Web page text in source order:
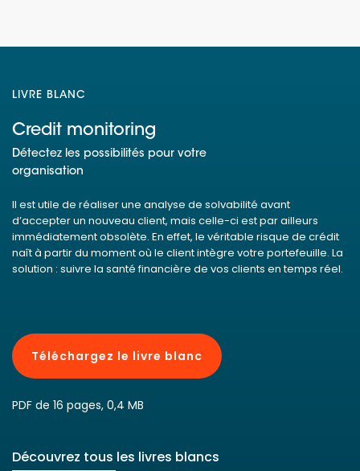
LIVRE BLANC
Credit monitoring
Détectez les possibilités pour votre
organisation
Il est utile de réaliser une analyse de solvabilité avant
d’accepter un nouveau client, mais celle-ci est par ailleurs
immédiatement obsolète. En effet, le véritable risque de crédit
naît à partir du moment où le client intègre votre portefeuille. La
solution : suivre la santé financière de vos clients en temps réel.
Téléchargez le livre blanc
PDF de 16 pages, 0,4 MB
Découvrez tous les livres blancs